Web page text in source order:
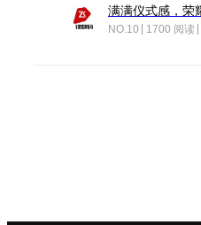
NO.10 1700 阅读